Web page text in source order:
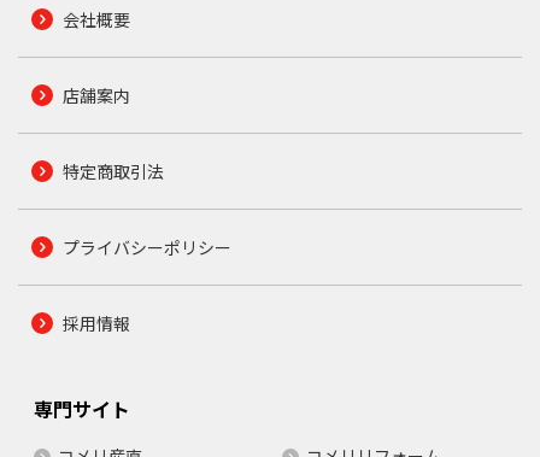
会社概要
店舗案内
特定商取引法
プライバシーポリシー
採用情報
専門サイト